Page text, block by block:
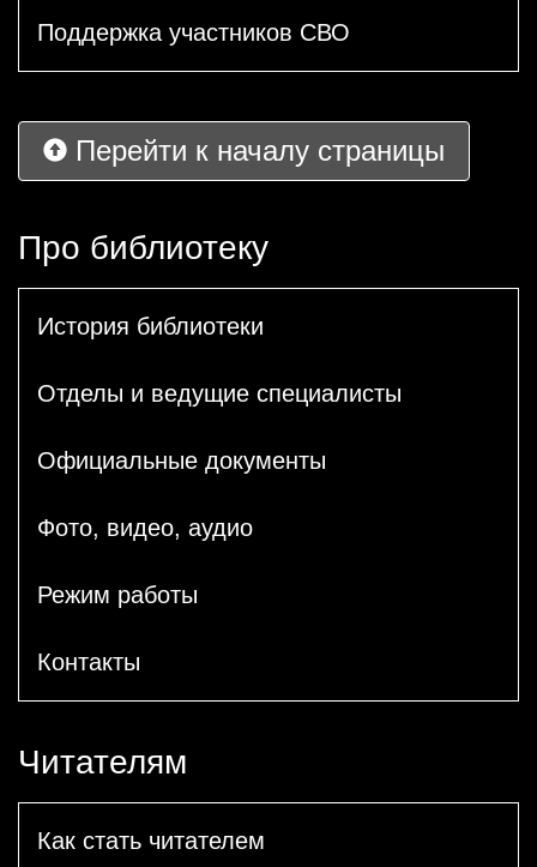
Поддержка участников СВО
Перейти к началу страницы
Про библиотеку
История библиотеки
Отделы и ведущие специалисты
Официальные документы
Фото, видео, аудио
Режим работы
Контакты
Читателям
Как стать читателем